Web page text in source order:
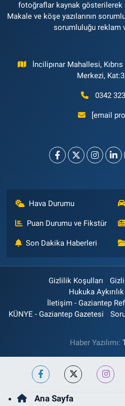
fotoğraflar kaynak gösterilerek
Makale ve köşe yazılarının
sorumluluğu reklam
İncilipınar Mahallesi,
Merkezi,
0342
[email
Hava Durumu
Puan Durumu ve Fikstür
Son Dakika Haberleri
Gizlilik Koşulları
Hukuka
İletişim - Gaziantep
KÜNYE - Gaziantep Gazetesi
Haber Yazılımı:
Ana Sayfa